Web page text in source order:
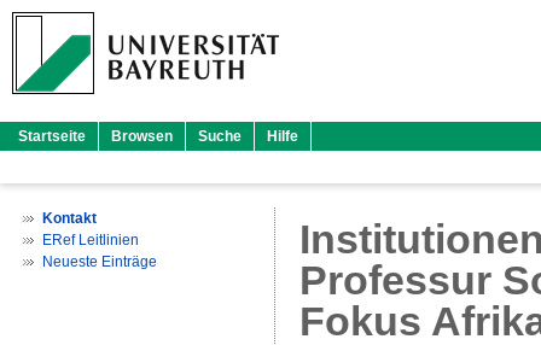
Startseite Browsen Suche Hilfe
Kontakt
ERef Leitlinien
Neueste Einträge
Professur
Fokus